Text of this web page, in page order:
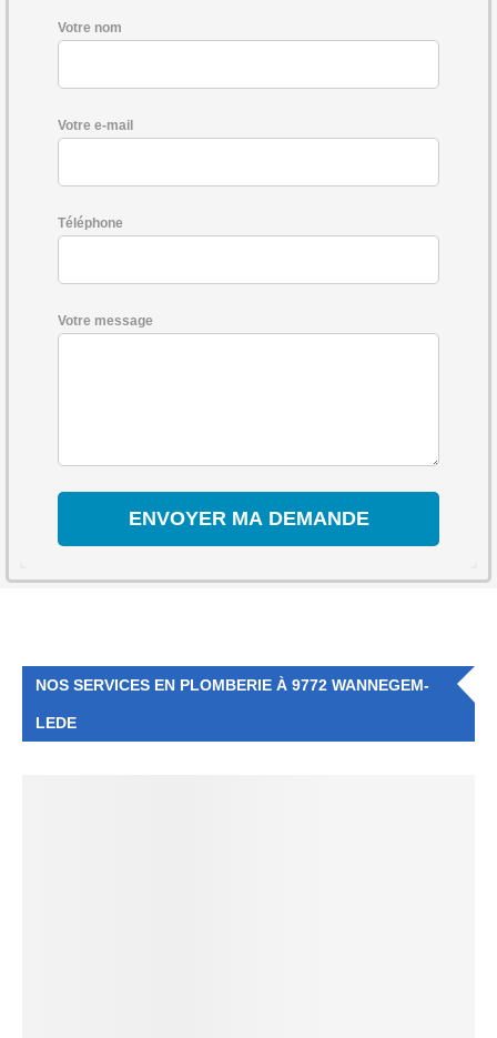
Votre nom
Votre e-mail
Téléphone
Votre message
NOS SERVICES EN PLOMBERIE À 9772 WANNEGEM-
LEDE